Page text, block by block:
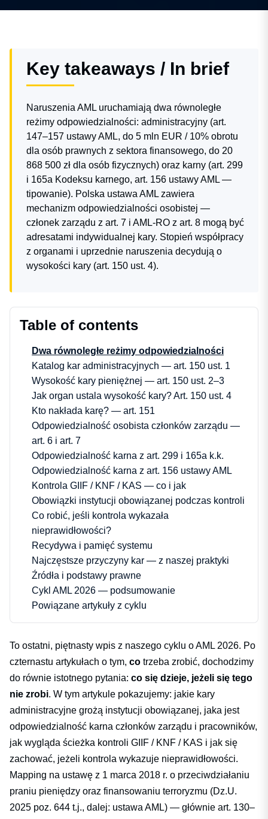
Key takeaways / In brief
Naruszenia AML uruchamiają dwa równoległe
reżimy odpowiedzialności: administracyjny (art.
147–157 ustawy AML, do 5 mln EUR / 10% obrotu
dla osób prawnych z sektora finansowego, do 20
868 500 zł dla osób fizycznych) oraz karny (art. 299
i 165a Kodeksu karnego, art. 156 ustawy AML —
tipowanie). Polska ustawa AML zawiera
mechanizm odpowiedzialności osobistej —
członek zarządu z art. 7 i AML-RO z art. 8 mogą być
adresatami indywidualnej kary. Stopień współpracy
z organami i uprzednie naruszenia decydują o
wysokości kary (art. 150 ust. 4).
Table of contents
Dwa równoległe reżimy odpowiedzialności
Katalog kar administracyjnych — art. 150 ust. 1
Wysokość kary pieniężnej — art. 150 ust. 2–3
Jak organ ustala wysokość kary? Art. 150 ust. 4
Kto nakłada karę? — art. 151
Odpowiedzialność osobista członków zarządu —
art. 6 i art. 7
Odpowiedzialność karna z art. 299 i 165a k.k.
Odpowiedzialność karna z art. 156 ustawy AML
Kontrola GIIF / KNF / KAS — co i jak
Obowiązki instytucji obowiązanej podczas kontroli
Co robić, jeśli kontrola wykazała
nieprawidłowości?
Recydywa i pamięć systemu
Najczęstsze przyczyny kar — z naszej praktyki
Źródła i podstawy prawne
Cykl AML 2026 — podsumowanie
Powiązane artykuły z cyklu
To ostatni, piętnasty wpis z naszego cyklu o AML 2026. Po
czternastu artykułach o tym, co trzeba zrobić, dochodzimy
do równie istotnego pytania: co się dzieje, jeżeli się tego
nie zrobi. W tym artykule pokazujemy: jakie kary
administracyjne grożą instytucji obowiązanej, jaka jest
odpowiedzialność karna członków zarządu i pracowników,
jak wygląda ścieżka kontroli GIIF / KNF / KAS i jak się
zachować, jeżeli kontrola wykazuje nieprawidłowości.
Mapping na ustawę z 1 marca 2018 r. o przeciwdziałaniu
praniu pieniędzy oraz finansowaniu terroryzmu (Dz.U.
2025 poz. 644 t.j., dalej: ustawa AML) — głównie art. 130–